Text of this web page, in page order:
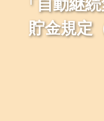
「自動継
貯金規定